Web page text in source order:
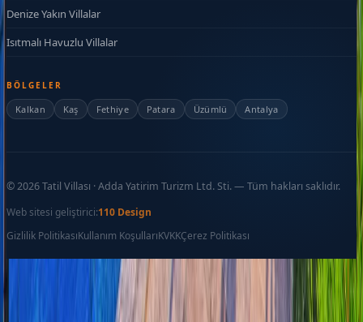
Denize Yakın Villalar
Isıtmalı Havuzlu Villalar
BÖLGELER
Kalkan Kaş Fethiye Patara Üzümlü Antalya
©2026Tatil Villası · Adda Yatirim Turizm Ltd. Sti. — Tüm hakları saklıdır.
Web sitesi geliştirici:110 Design
Gizlilik PolitikasıKullanım KoşullarıKVKKÇerez Politikası
Favoriler İletişim